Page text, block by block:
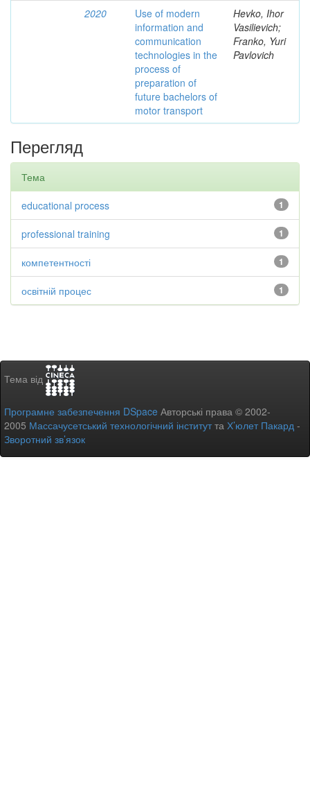
2020
Use of modern
information and
communication
technologies in the
process of
preparation of
future bachelors of
motor transport
Hevko, Ihor
Vasilievich;
Franko, Yuri
Pavlovich
Перегляд
Тема
1
educational process
1
professional training
1
компетентності
1
освітній процес
Тема від
Програмне забезпечення DSpace Авторські права © 2002-
2005 Массачусетський технологічний інститутта Х’юлет Пакард -
Зворотний зв’язок